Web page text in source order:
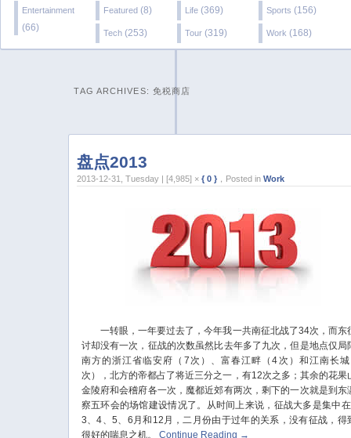
Entertainment
(66)
Featured (8) Life (369) Sports (156)
Tech (253) Tour (319) Work (168)
TAG ARCHIVES: 免税商店
盘点2013
2013-12-31, Tuesday | [4,985] ×{ 0 } ，Posted inWork
一转眼，一年要过去了，今年我一共南征北战了34次，而东
讨却没有一次，征战的次数虽然比去年多了九次，但是地点仅局
南方的浙江省临安府（7次）、富春江畔（4次）和江南长
次），北方的帝都占了将近三分之一，有12次之多；其余的花果
金陵府和会稽府各一次，魔都近郊有两次，剩下的一次就是到东
察五环会的场馆建设情况了。从时间上来说，征战大多是集中
3、4、5、6月和12月，二月份由于过年的关系，没有征战，得
很好的喘息之机。
Continue Reading →